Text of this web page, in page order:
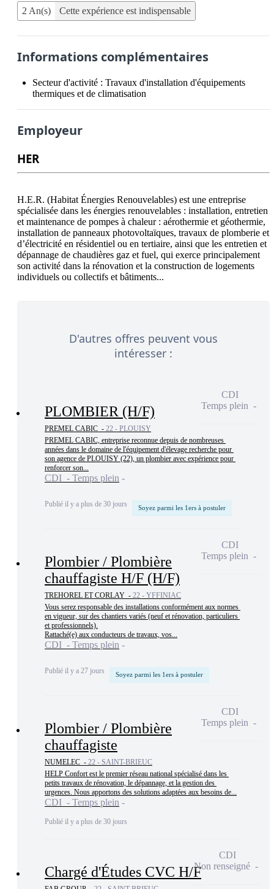
2 An(s) Cette expérience est indispensable
Informations complémentaires
Secteur d'activité : Travaux d'installation d'équipements
thermiques et de climatisation
Employeur
HER
H.E.R. (Habitat Énergies Renouvelables) est une entreprise
spécialisée dans les énergies renouvelables : installation, entretien
et maintenance de pompes à chaleur : aérothermie et géothermie,
installation de panneaux photovoltaïques, travaux de plomberie et
d’électricité en résidentiel ou en tertiaire, ainsi que les entretien et
dépannage de chaudières gaz et fuel, qui exerce principalement
son activité dans la rénovation et la construction de logements
D'autres offres peuvent vous
intéresser :
PLOMBIER (H/F)
PREMEL CABIC - 22 - PLOUISY
PREMEL CABIC, entreprise reconnue depuis de nombreuses
années dans le domaine de l'équipement d'élevage recherche pour
son agence de PLOUISY (22), un plombier avec expérience pour
renforcer son...
CDI - Temps plein
Publié il y a plus de 30 jours Soyez parmi les 1ers à postuler
CDI
Temps plein
Plombier / Plombière
chauffagiste H/F (H/F)
TREHOREL ET CORLAY - 22 - YFFINIAC
Vous serez responsable des installations conformément aux normes
en vigueur, sur des chantiers variés (neuf et rénovation, particuliers
et professionnels).
Rattaché(e) aux conducteurs de travaux, vos...
CDI - Temps plein
Publié il y a 27 jours Soyez parmi les 1ers à postuler
CDI
Temps plein
Plombier / Plombière
chauffagiste
NUMELEC - 22 - SAINT-BRIEUC
HELP Confort est le premier réseau national spécialisé dans les
petits travaux de rénovation, le dépannage, et la gestion des
urgences. Nous apportons des solutions adaptées aux besoins de...
CDI - Temps plein
Publié il y a plus de 30 jours
CDI
Temps plein
Chargé d'Études CVC H/F
CDI
Non renseigné